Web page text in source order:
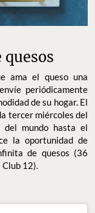
ama el queso una
periódicamente
de su hogar. El
tercer miércoles del
del mundo hasta el
la oportunidad de
de quesos (36
12).